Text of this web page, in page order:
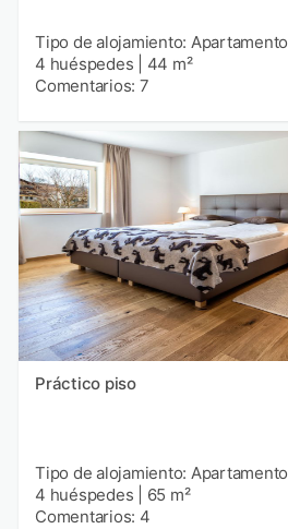
Tipo de alojamiento: Apartamento
4 huéspedes
44 m²
Comentarios: 7
Práctico piso
Tipo de alojamiento: Apartamento
4 huéspedes
65 m²
Comentarios: 4